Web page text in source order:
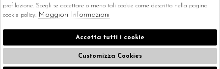
CORRIERI
profilazione. Scegli se accettare o meno tali cookie come descritto nella pagina
cookie policy. Maggiori Informazioni
Accetta tutti i cookie
Customizza Cookies